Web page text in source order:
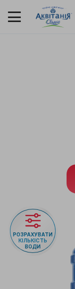
РОЗРАХУВАТИ
КІЛЬКІСТЬ
ВОДИ